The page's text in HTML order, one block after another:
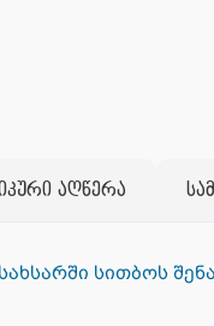
აღწერა
სითბოს